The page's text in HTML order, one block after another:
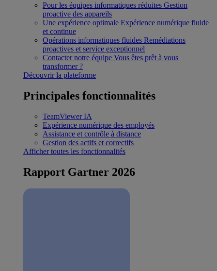
Pour les équipes informatiques réduites Gestion
proactive des appareils
Une expérience optimale Expérience numérique fluide
et continue
Opérations informatiques fluides Remédiations
proactives et service exceptionnel
Contacter notre équipe Vous êtes prêt à vous
transformer ?
Découvrir la plateforme
Principales fonctionnalités
TeamViewer IA
Expérience numérique des employés
Assistance et contrôle à distance
Gestion des actifs et correctifs
Afficher toutes les fonctionnalités
Rapport Gartner 2026